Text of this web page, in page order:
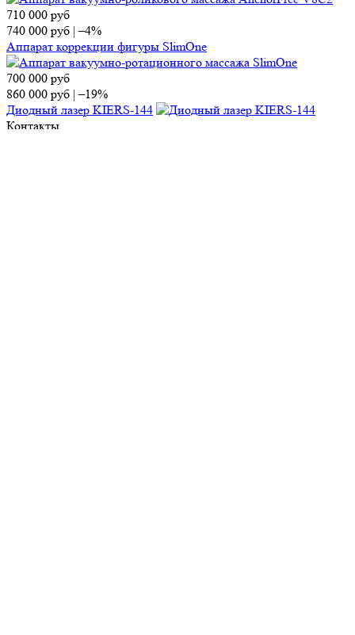
710 000 руб
740 000 руб |–4%
Аппарат коррекции фигуры SlimOne
700 000 руб
860 000 руб |–19%
Диодный лазер KIERS-144
Контакты